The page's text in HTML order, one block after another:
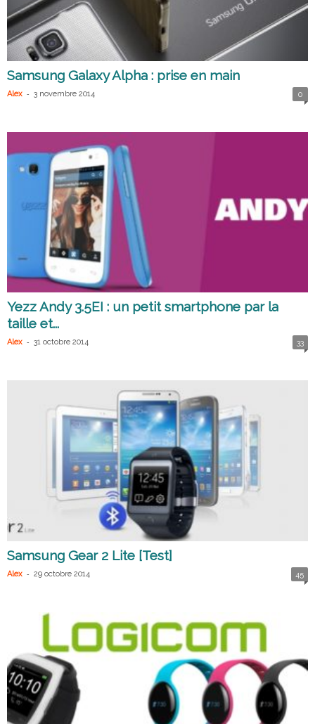
Samsung Galaxy Alpha : prise en main
Alex - 3 novembre 2014 0
Yezz Andy 3.5EI : un petit smartphone par la
taille et...
Alex - 31 octobre 2014 33
Samsung Gear 2 Lite [Test]
Alex - 29 octobre 2014 45